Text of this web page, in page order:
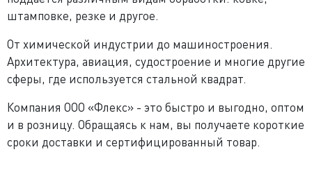
штамповке, резке и другое.
От химической индустрии до машиностроения.
Архитектура, авиация, судостроение и многие другие
сферы, где используется стальной квадрат.
Компания ООО «Флекс» - это быстро и выгодно, оптом
и в розницу. Обращаясь к нам, вы получаете короткие
сроки доставки и сертифицированный товар.